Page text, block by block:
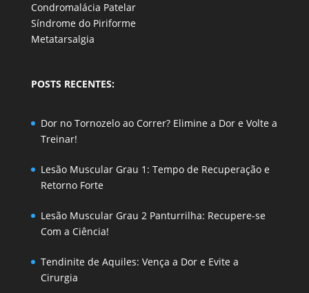
Condromalácia Patelar
Síndrome do Piriforme
Metatarsalgia
POSTS RECENTES:
Dor no Tornozelo ao Correr? Elimine a Dor e Volte a
Treinar!
Lesão Muscular Grau 1: Tempo de Recuperação e
Retorno Forte
Lesão Muscular Grau 2 Panturrilha: Recupere-se
Com a Ciência!
Tendinite de Aquiles: Vença a Dor e Evite a
Cirurgia